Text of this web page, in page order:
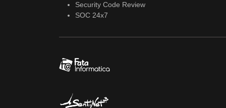
Security Code Review
SOC 24x7